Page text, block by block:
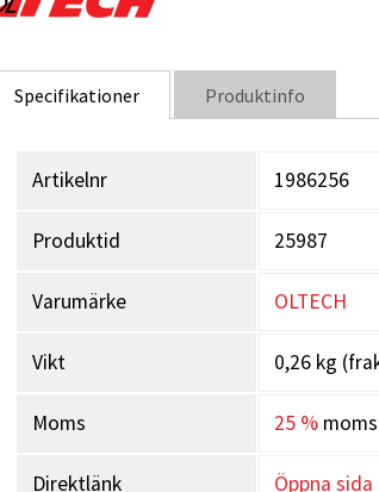
Specifikationer Produktinfo
Artikelnr 1986256
Produktid 25987
Varumärke OLTECH
Vikt 0,26 kg
Moms 25 %
Direktlänk Öppna sida